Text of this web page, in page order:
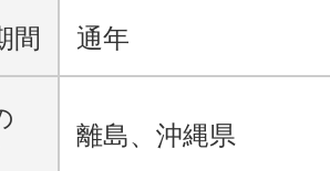
間 通年
離島、沖縄県